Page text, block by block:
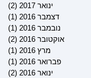
ינואר 2017
(2)
דצמבר 2016
(1)
נובמבר 2016
(1)
אוקטובר 2016
(2)
מרץ 2016
(1)
פברואר 2016
(1)
ינואר 2016
(2)